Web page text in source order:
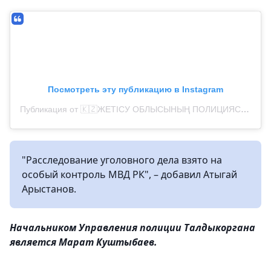
Посмотреть эту публикацию в Instagram
Публикация от 🇰🇿ЖЕТІСУ ОБЛЫСЫНЫҢ ПОЛИЦИЯСЫ (@zhetysu.police)
"Расследование уголовного дела взято на
особый контроль МВД РК", – добавил Атыгай
Арыстанов.
Начальником Управления полиции Талдыкоргана
является Марат Куштыбаев.